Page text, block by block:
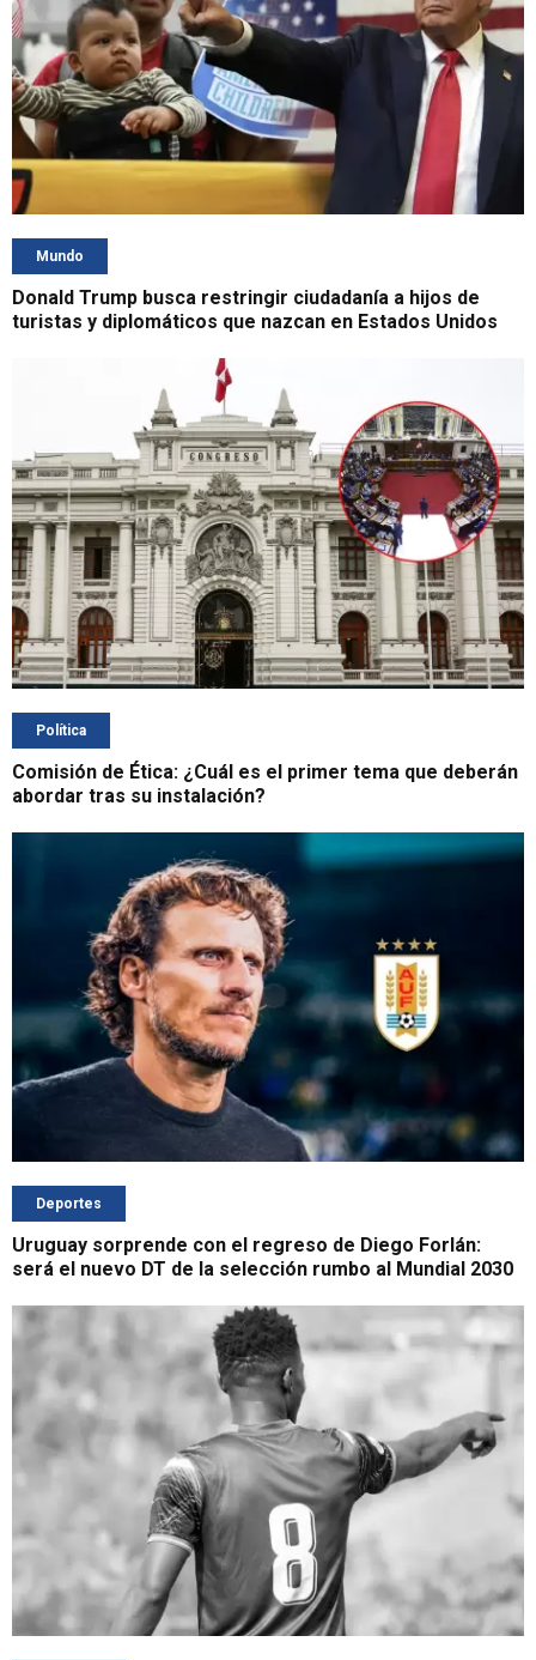
Mundo
Donald Trump busca restringir ciudadanía a hijos de
turistas y diplomáticos que nazcan en Estados Unidos
Política
Comisión de Ética: ¿Cuál es el primer tema que deberán
abordar tras su instalación?
Deportes
Uruguay sorprende con el regreso de Diego Forlán:
será el nuevo DT de la selección rumbo al Mundial 2030